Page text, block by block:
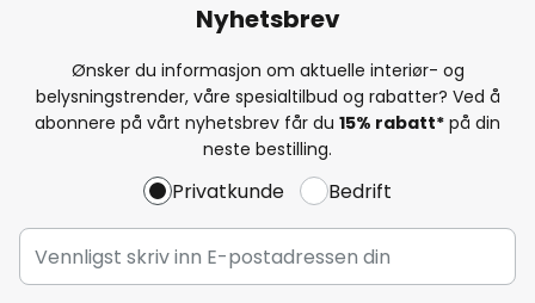
Nyhetsbrev
Ønsker du informasjon om aktuelle interiør- og
belysningstrender, våre spesialtilbud og rabatter? Ved å
abonnere på vårt nyhetsbrev får du 15% rabatt* på din
neste bestilling.
Privatkunde Bedrift